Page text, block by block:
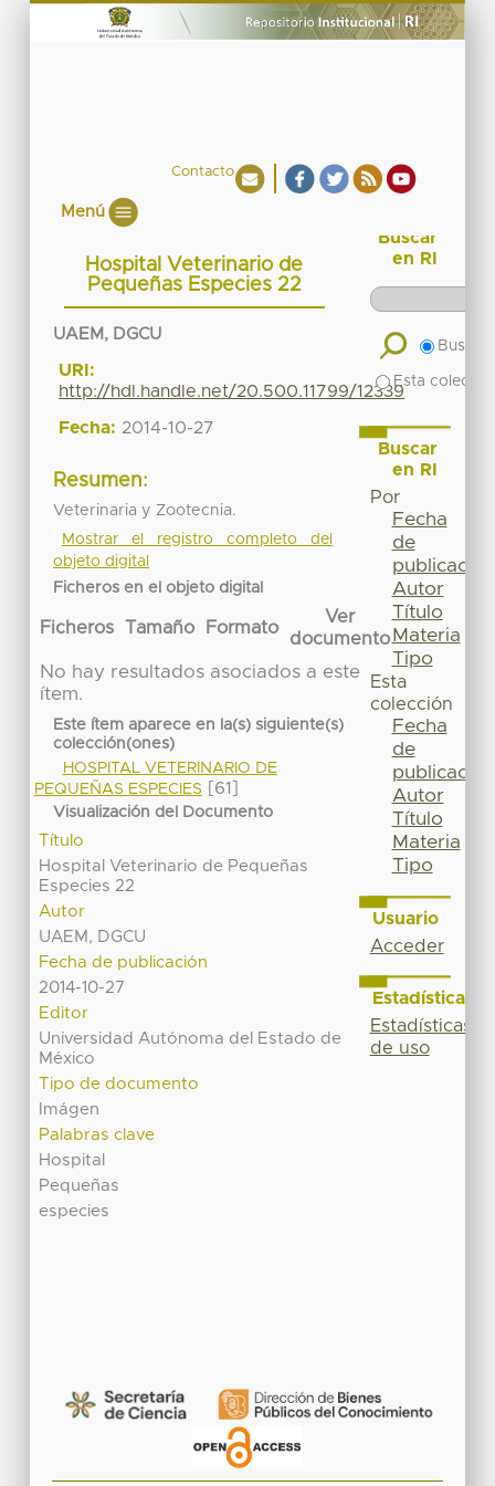
Contacto
Menú
Hospital Veterinario de
Pequeñas Especies 22
UAEM, DGCU
URI:
http://hdl.handle.net/20.500.11799/12339
Fecha: 2014-10-27
Resumen:
Veterinaria y Zootecnia.
Mostrar el registro completo del
objeto digital
Ficheros en el objeto digital
Ficheros Tamaño Formato
Ver
documento
No hay resultados asociados a este
ítem.
Este ítem aparece en la(s) siguiente(s)
colección(ones)
HOSPITAL VETERINARIO DE
PEQUEÑAS ESPECIES
[61]
Visualización del Documento
Título
Hospital Veterinario de Pequeñas
Especies 22
Autor
UAEM, DGCU
Fecha de publicación
2014-10-27
Editor
Universidad Autónoma del Estado de
México
Tipo de documento
Imágen
Palabras clave
Hospital
Pequeñas
especies
Buscar
en RI
Buscar
Esta
Buscar
en RI
Por
Fecha
de
publicación
Autor
Título
Materia
Tipo
Esta
colección
Fecha
de
publicación
Autor
Título
Materia
Tipo
Usuario
Acceder
Estadísticas
Estadísticas
de uso